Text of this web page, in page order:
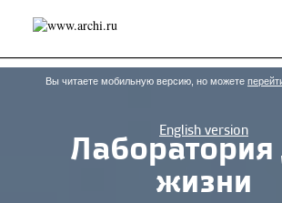
Россия Мир Технологии Интерьер
Проекты
Конкурсы События Книги
send.project Анонсы конкурсов
Интервью Исследование
Результаты
Вы читаете мобильную версию, но можете
English version
Лаборатория
жизни